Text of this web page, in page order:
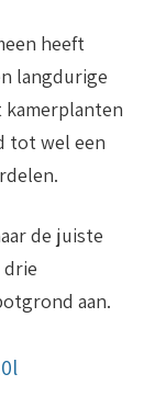
heeft
langdurige
kamerplanten
tot wel een
de juiste
drie
aan.